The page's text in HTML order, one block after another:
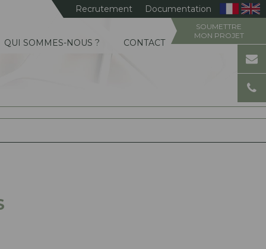
Recrutement Documentation
QUI SOMMES-NOUS ? CONTACT
SOUMETTRE
MON PROJET